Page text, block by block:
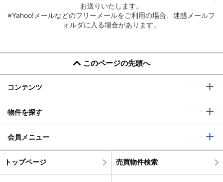
お送りいたします。
※Yahoo!メールなどのフリーメールをご利用の場合、迷惑メールフ
ォルダに入る場合があります。
このページの先頭へ
コンテンツ
物件を探す
会員メニュー
トップページ 売買物件検索